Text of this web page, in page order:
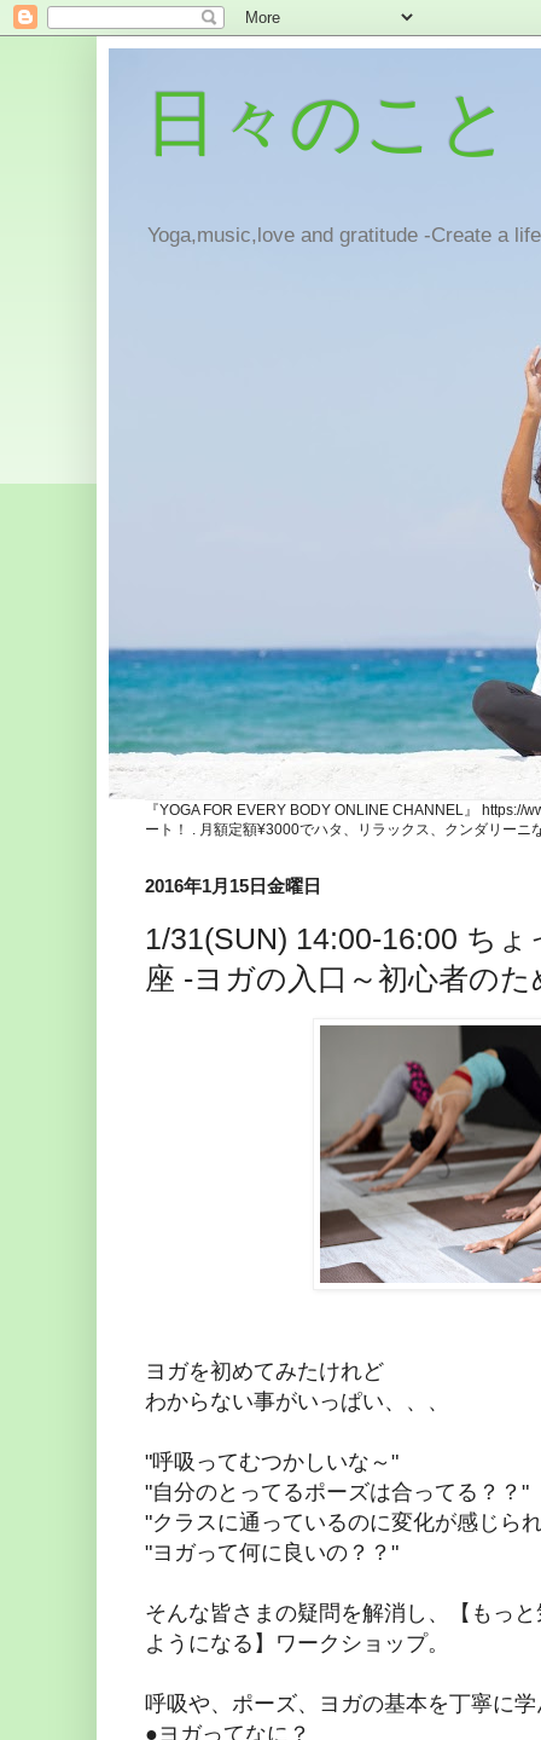
日々のこと
Yoga,music,love and gratitude -Create a
『YOGA FOR EVERY BODY ONLINE CHANNEL』
ート！ . 月額定額¥3000でハタ、リラックス、クンダリー
2016年1月15日金曜日
1/31(SUN) 14:00-16:00 ち
座 -ヨガの入口～初心者の
ヨガを初めてみたけれど
わからない事がいっぱい、、、
"呼吸ってむつかしいな～"
"自分のとってるポーズは合ってる？？"
"クラスに通っているのに変化が感じら
"ヨガって何に良いの？？"
そんな皆さまの疑問を解消し、【もっ
ようになる】ワークショップ。
呼吸や、ポーズ、ヨガの基本を丁寧に
●ヨガってなに？